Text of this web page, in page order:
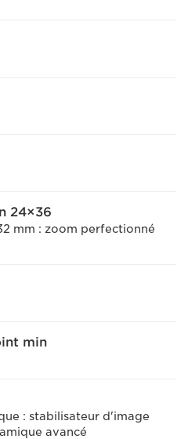
24×36
mm : zoom perfectionné
min
: stabilisateur d'image
avancé